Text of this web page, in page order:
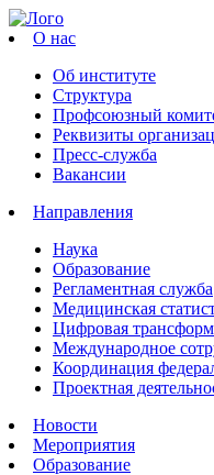
О нас
Об институте
Структура
Профсоюзный
Реквизиты
Пресс-служба
Вакансии
Направления
Наука
Образование
Регламентная служба
Медицинская
Цифровая
Международное
Координация
Проектная
Новости
Мероприятия
Образование